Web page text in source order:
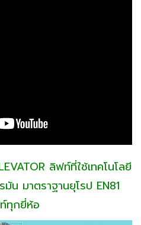
ลิฟท์ที่ใช้เทคโนโลยี
มัน มาตราฐานยุโรป EN81
ทุกยี่ห้อ